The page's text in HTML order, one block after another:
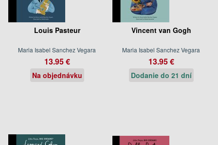
Louis Pasteur
Maria Isabel Sanchez Vegara
13.95 €
Na objednávku
Vincent van Gogh
Maria Isabel Sanchez Vegara
13.95 €
Dodanie do 21 dní